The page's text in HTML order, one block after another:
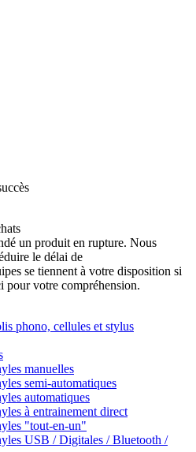
un produit en rupture. Nous
le délai de
se tiennent à votre disposition si
pour votre compréhension.
phono, cellules et stylus
manuelles
semi-automatiques
automatiques
à entrainement direct
"tout-en-un"
USB / Digitales / Bluetooth /